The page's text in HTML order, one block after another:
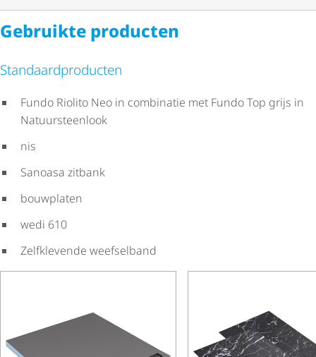
Gebruikte producten
Stan­daard­pro­ducten
Fundo Riolito Neo in combinatie met Fundo Top grijs in
Natuur­steen­look
nis
Sanoasa zitbank
bouwplaten
wedi 610
Zelfklevende weefselband